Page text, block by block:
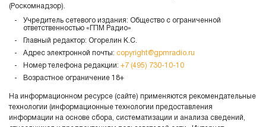
(Роскомнадзор).
Учредитель сетевого издания: Общество с ограниченной
ответственностью «ГПМ Радио»
Главный редактор: Огорелин К.С.
Адрес электронной почты: copyright@gpmradio.ru
Номер телефона редакции: +7 (495) 730-10-10
Возрастное ограничение 18+
На информационном ресурсе (сайте) применяются рекомендательные
технологии (информационные технологии предоставления
информации на основе сбора, систематизации и анализа сведений,